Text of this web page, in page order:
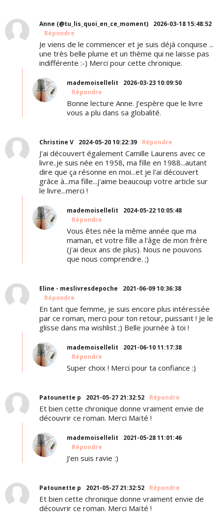
Anne (@tu_lis_quoi_en_ce_moment)
2026-03-18 15:48:52
Répondre
Je viens de le commencer et je suis déjà conquise ...
une très belle plume et un thème qui ne laisse pas
indifférente :-) Merci pour cette chronique.
mademoisellelit
2026-03-23 10:09:50
Répondre
Bonne lecture Anne. J'espère que le livre
vous a plu dans sa globalité.
Christine V 2024-05-20 10:22:39 Répondre
J'ai découvert également Camille Laurens avec ce
livre..je suis née en 1958, ma fille en 1988...autant
dire que ça résonne en moi...et je l'ai découvert
grâce à...ma fille...j'aime beaucoup votre article sur
le livre...merci !
mademoisellelit
2024-05-22 10:05:48
Répondre
Vous êtes née la même année que ma
maman, et votre fille a l'âge de mon frère
(j'ai deux ans de plus). Nous ne pouvons
que nous comprendre. ;)
Eline - meslivresdepoche
2021-06-09 10:36:38
Répondre
En tant que femme, je suis encore plus intéressée
par ce roman, merci pour ton retour, puissant ! Je le
glisse dans ma wishlist ;) Belle journée à toi !
mademoisellelit
2021-06-10 11:17:38
Répondre
Super choix ! Merci pour ta confiance :)
Patounette p 2021-05-27 21:32:52 Répondre
Et bien cette chronique donne vraiment envie de
découvrir ce roman. Merci Maïté !
mademoisellelit
2021-05-28 11:01:46
Répondre
J'en suis ravie :)
Patounette p 2021-05-27 21:32:52 Répondre
Et bien cette chronique donne vraiment envie de
découvrir ce roman. Merci Maïté !